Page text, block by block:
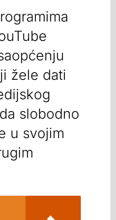
žele dati
slobodno
u svojim